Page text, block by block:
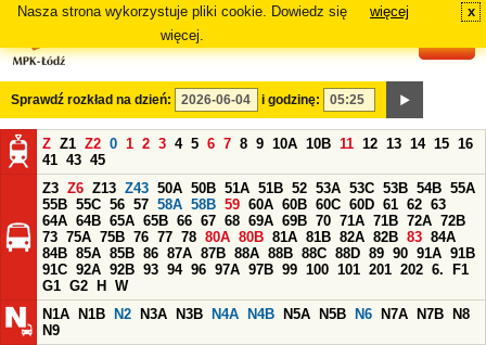
Nasza strona wykorzystuje pliki cookie. Dowiedz się
więcej.
więcej x
Sprawdź rozkład na dzień: i godzinę:
Z Z1 Z2 0 1 2 3 4 5 6 7 8 9 10A 10B 11 12 13 14 15 16
41 43 45
Z3 Z6 Z13 Z43 50A 50B 51A 51B 52 53A 53C 53B 54B 55A
55B 55C 56 57 58A 58B 59 60A 60B 60C 60D 61 62 63
64A 64B 65A 65B 66 67 68 69A 69B 70 71A 71B 72A 72B
73 75A 75B 76 77 78 80A 80B 81A 81B 82A 82B 83 84A
84B 85A 85B 86 87A 87B 88A 88B 88C 88D 89 90 91A 91B
91C 92A 92B 93 94 96 97A 97B 99 100 101 201 202 6.
F1
G1 G2 H
W
N1A
N1B N2 N3A N3B N4A N4B N5A N5B N6 N7A N7B
N8
N9